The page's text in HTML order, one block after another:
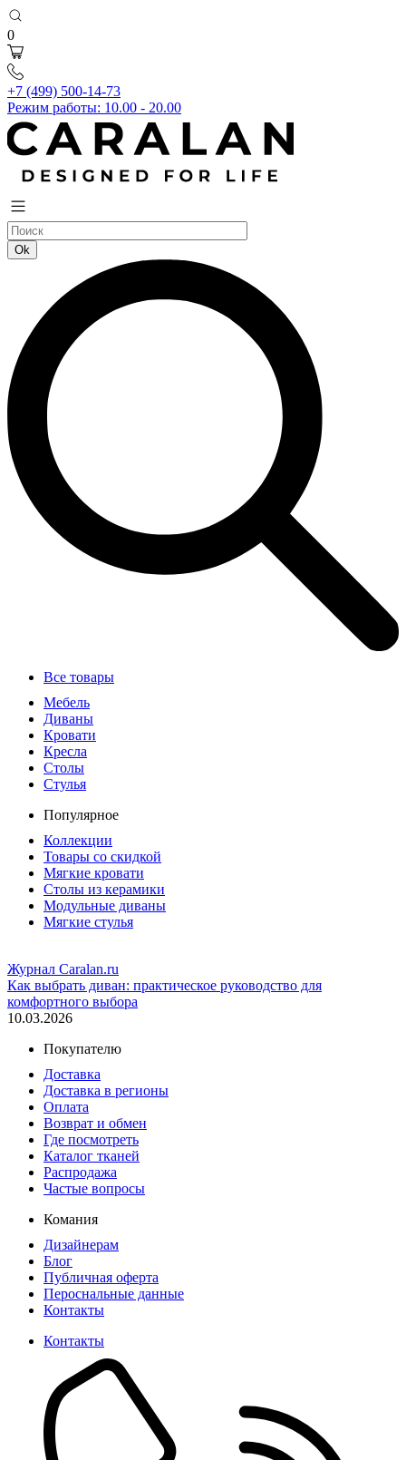
0
+7 (499) 500-14-73
Режим работы: 10.00 - 20.00
Все товары
Мебель
Диваны
Кровати
Кресла
Столы
Стулья
Популярное
Коллекции
Товары со скидкой
Мягкие кровати
Столы из керамики
Модульные диваны
Мягкие стулья
Журнал Caralan.ru
Как выбрать диван: практическое руководство для
комфортного выбора
10.03.2026
Покупателю
Доставка
Доставка в регионы
Оплата
Возврат и обмен
Где посмотреть
Каталог тканей
Распродажа
Частые вопросы
Комания
Дизайнерам
Блог
Публичная оферта
Пероснальные данные
Контакты
Контакты